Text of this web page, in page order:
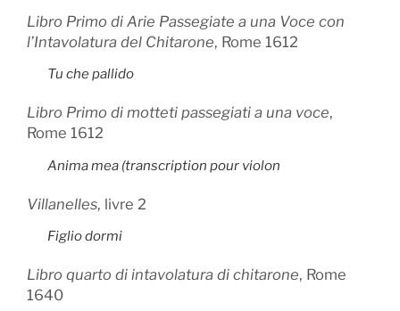
Libro Primo di Arie Passegiate a una Voce con
l’Intavolatura del Chitarone, Rome 1612
Tu che pallido
Libro Primo di motteti passegiati a una voce,
Rome 1612
Anima mea (transcription pour violon
Villanelles, livre 2
Figlio dormi
Libro quarto di intavolatura di chitarone, Rome
1640